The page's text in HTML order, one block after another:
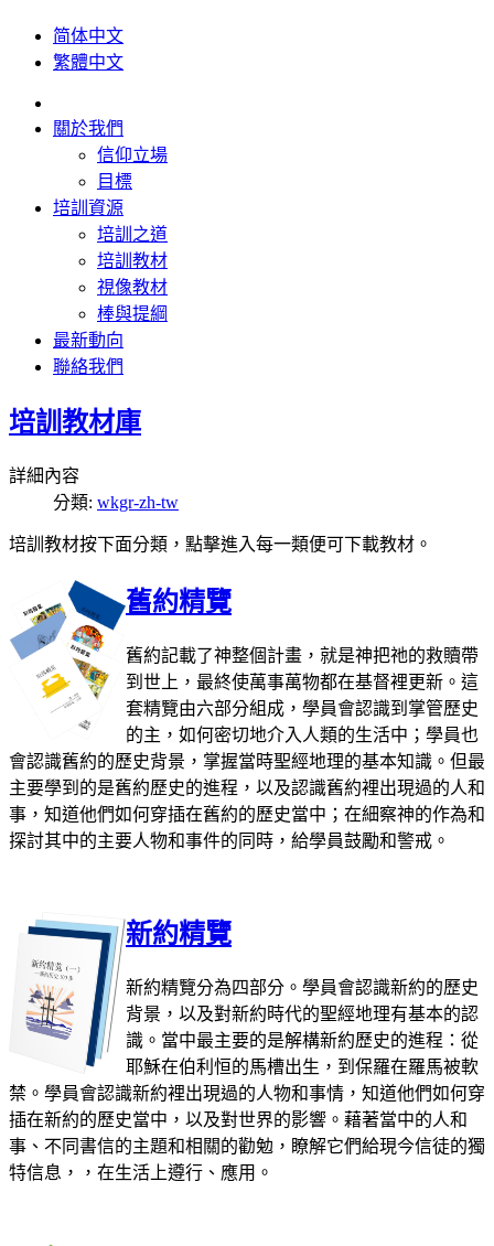
简体中文
繁體中文
關於我們
信仰立場
目標
培訓資源
培訓之道
培訓教材
視像教材
棒與提綱
最新動向
聯絡我們
培訓教材庫
詳細內容
分類: wkgr-zh-tw
培訓教材按下面分類，點擊進入每一類便可下載教材。
舊約精覽
舊約記載了神整個計畫，就是神把祂的救贖帶
到世上，最終使萬事萬物都在基督裡更新。這
套精覽由六部分組成，學員會認識到掌管歷史
的主，如何密切地介入人類的生活中；學員也
會認識舊約的歷史背景，掌握當時聖經地理的基本知識。但最
主要學到的是舊約歷史的進程，以及認識舊約裡出現過的人和
事，知道他們如何穿插在舊約的歷史當中；在細察神的作為和
探討其中的主要人物和事件的同時，給學員鼓勵和警戒。
新約精覽
新約精覽分為四部分。學員會認識新約的歷史
背景，以及對新約時代的聖經地理有基本的認
識。當中最主要的是解構新約歷史的進程：從
耶穌在伯利恒的馬槽出生，到保羅在羅馬被軟
禁。學員會認識新約裡出現過的人物和事情，知道他們如何穿
插在新約的歷史當中，以及對世界的影響。藉著當中的人和
事、不同書信的主題和相關的勸勉，瞭解它們給現今信徒的獨
特信息，，在生活上遵行、應用。